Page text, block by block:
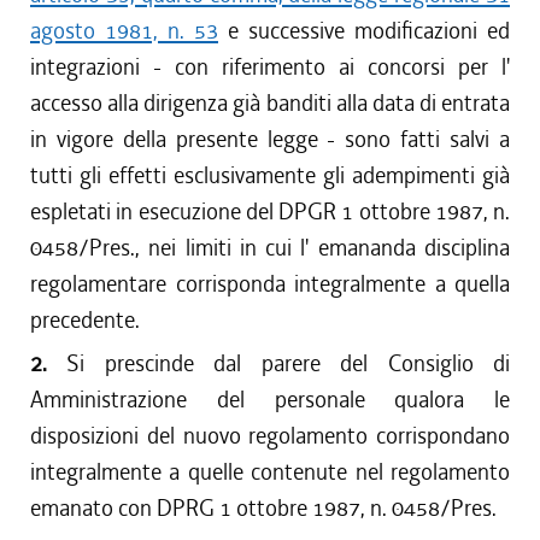
agosto 1981, n. 53 e successive modificazioni ed
integrazioni - con riferimento ai concorsi per l'
accesso alla dirigenza già banditi alla data di entrata
in vigore della presente legge - sono fatti salvi a
tutti gli effetti esclusivamente gli adempimenti già
espletati in esecuzione del DPGR 1 ottobre 1987, n.
0458/Pres., nei limiti in cui l' emananda disciplina
regolamentare corrisponda integralmente a quella
precedente.
2. Si prescinde dal parere del Consiglio di
Amministrazione del personale qualora le
disposizioni del nuovo regolamento corrispondano
integralmente a quelle contenute nel regolamento
emanato con DPRG 1 ottobre 1987, n. 0458/Pres.